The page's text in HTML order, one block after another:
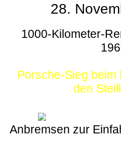
28.
1000-Kilometer-
Porsche-Sieg beim
den
Anbremsen zur